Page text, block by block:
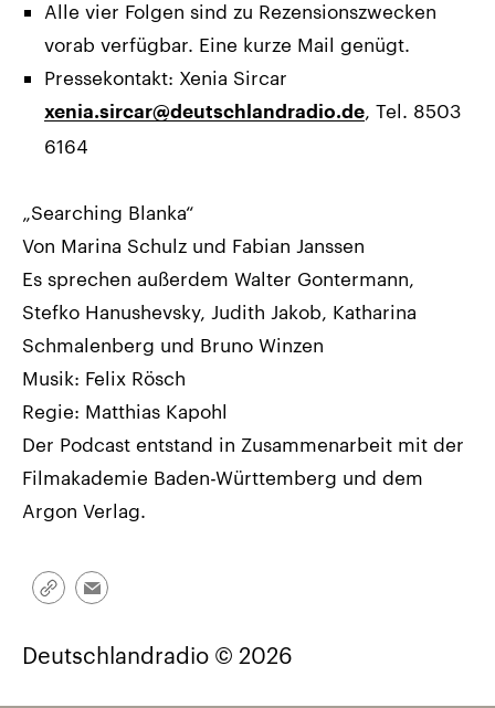
Alle vier Folgen sind zu Rezensionszwecken
vorab verfügbar. Eine kurze Mail genügt.
Pressekontakt: Xenia Sircar
xenia.sircar@deutschlandradio.de, Tel. 8503
6164
„Searching Blanka“
Von Marina Schulz und Fabian Janssen
Es sprechen außerdem Walter Gontermann,
Stefko Hanushevsky, Judith Jakob, Katharina
Schmalenberg und Bruno Winzen
Musik: Felix Rösch
Regie: Matthias Kapohl
Der Podcast entstand in Zusammenarbeit mit der
Filmakademie Baden-Württemberg und dem
Argon Verlag.
Link
Email
Deutschlandradio © 2026